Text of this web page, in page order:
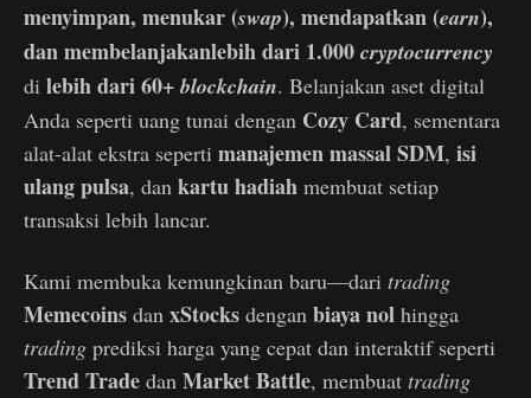
menyimpan, menukar (swap), mendapatkan (earn),
dan membelanjakanlebih dari 1.000 cryptocurrency
di lebih dari 60+blockchain. Belanjakan aset digital
Anda seperti uang tunai dengan Cozy Card, sementara
alat-alat ekstra seperti manajemen massal SDM, isi
ulang pulsa, dan kartu hadiah membuat setiap
transaksi lebih lancar.
Kami membuka kemungkinan baru—dari trading
Memecoins dan xStocks dengan biaya nol hingga
trading prediksi harga yang cepat dan interaktif seperti
Trend Trade dan Market Battle, membuat trading